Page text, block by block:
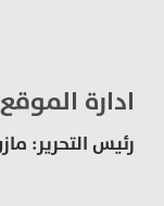
ادارة الموقع
رئيس التحرير: